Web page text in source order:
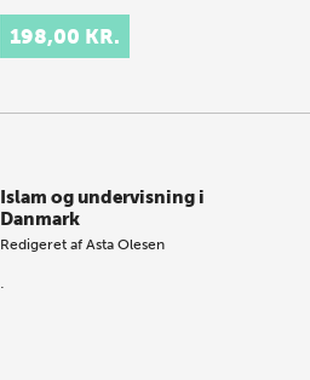
198,00 KR.
Islam og undervisning i
Danmark
Redigeret afAsta Olesen
.